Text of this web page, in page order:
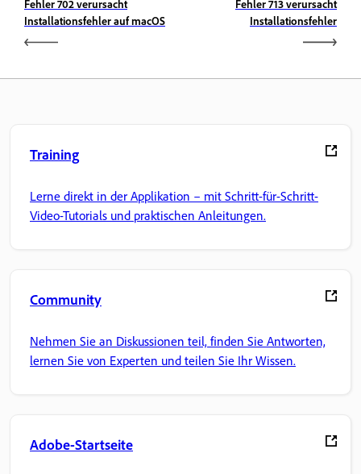
Fehler 702 verursacht
Installationsfehler auf macOS
Fehler 713 verursacht
Installationsfehler
Training
Lerne direkt in der Applikation – mit Schritt-für-Schritt-
Video-Tutorials und praktischen Anleitungen.
Community
Nehmen Sie an Diskussionen teil, finden Sie Antworten,
lernen Sie von Experten und teilen Sie Ihr Wissen.
Adobe-Startseite